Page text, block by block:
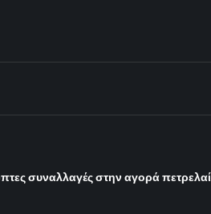
συναλλαγές στην αγορά